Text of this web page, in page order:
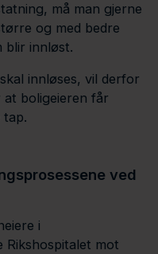
må man gjerne
og med bedre
blir innløst.
innløses, vil derfor
boligeieren får
ved
i
Rikshospitalet mot